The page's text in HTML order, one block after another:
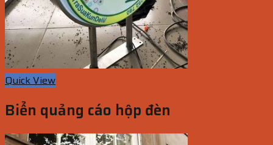
Quick View
Biển quảng cáo hộp đèn